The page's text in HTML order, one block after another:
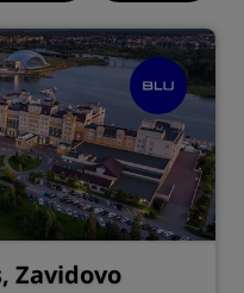
Zavidovo